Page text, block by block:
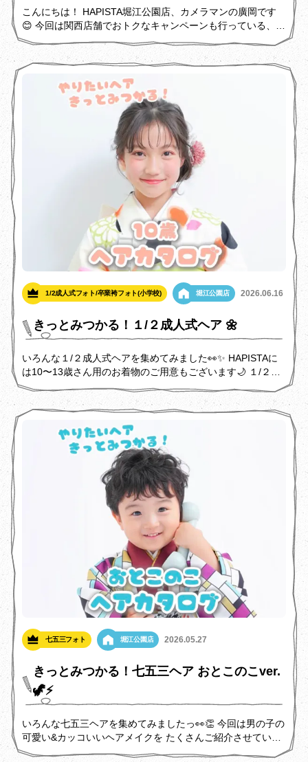
こんにちは！ HAPISTA堀江公園店、カメラマンの廣岡です
😊 今回は関西店舗でおトクなキャンペーンも行っている、
1/2成人式プランをご紹介！✨️
1/2成人式フォト/卒業袴フォト(小学校) 堀江公園店 2026.06.16
きっとみつかる！１/２成人式ヘア 🌼
いろんな１/２成人式ヘアを集めてみました👀✨️ HAPISTAに
は10〜13歳さん用のお着物のご用意もございます🌙 １/２成
人式や小学校卒業の記念でも お着物を着ていただくことがで
ゃんも一緒にお着物を着て撮影することも可能です👌🏻 今回は
10〜13歳女の子の可愛いヘアメイクを たくさんご紹介させ
ていただきますので、 ぜひご参考にしてください💞
七五三フォト 堀江公園店 2026.05.27
きっとみつかる！七五三ヘア おとこのこver.
🦖⚡️
いろんな七五三ヘアを集めてみましたっ👀👏 今回は男の子の
可愛い&カッコいいヘアメイクを たくさんご紹介させていた
だきますので、 ぜひご参考にしてください💫